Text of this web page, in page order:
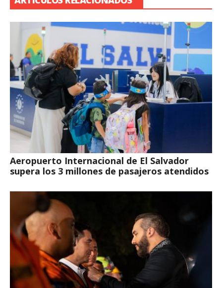
Aeropuerto Internacional de El Salvador
supera los 3 millones de pasajeros atendidos